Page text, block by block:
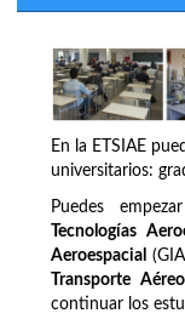
En la ETSIAE
universitarios:
Puedes
Tecnologías
Aeroespacial
Transporte Aéreo
continuar los